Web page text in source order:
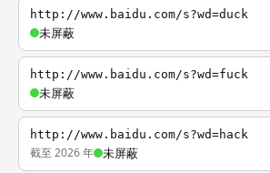
http://www.baidu.com/s?wd=duck
未屏蔽
http://www.baidu.com/s?wd=fuck
未屏蔽
http://www.baidu.com/s?wd=hack
截至 2026 年 未屏蔽